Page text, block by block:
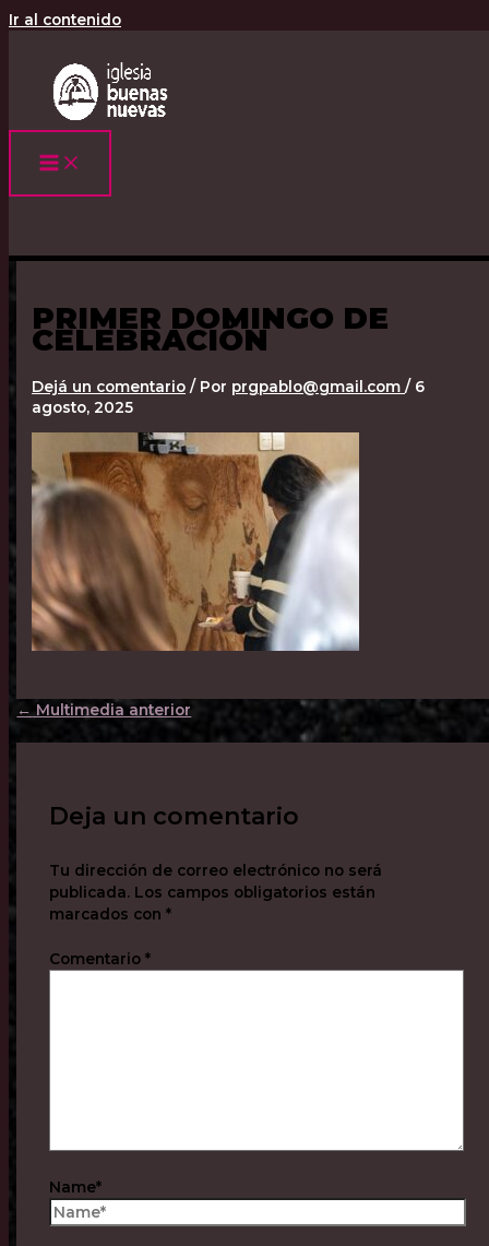
Ir al contenido
PRIMER DOMINGO DE
CELEBRACIÓN
Dejá un comentario / Por prgpablo@gmail.com/ 6
agosto, 2025
← Multimedia anterior
Deja un comentario
Tu dirección de correo electrónico no será
publicada. Los campos obligatorios están
marcados con *
Comentario *
Name*